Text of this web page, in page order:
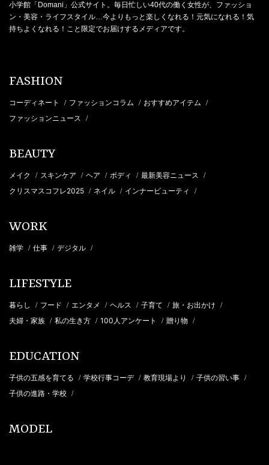
小学館「Domani」公式サイト。毎日忙しい40代の働く女性が、ファッショ
ン・美容・ライフスタイル…今よりもっと楽しくなれる！元気になれる！気
持ちよくなれる！こと限定でお届けするメディアです。
FASHION
コーディネート / ファッションコラム / おすすめアイテム /
ファッションニュース /
BEAUTY
メイク / スキンケア / ヘア / ボディ / 最新美容ニュース /
クリスマスコフレ2025 / ネイル / インナービューティ /
WORK
雑学 / 仕事 / デジタル /
LIFESTYLE
暮らし / フード / エンタメ / ヘルス / 子育て / 旅・お出かけ /
夫婦・家族 / 私の生き方 / 100人アンケート / 贈り物 /
EDUCATION
子供の五感を育てる / 学校行事コーデ / 教育現場より / 子供の習い事 /
子供の進路・学校 /
MODEL